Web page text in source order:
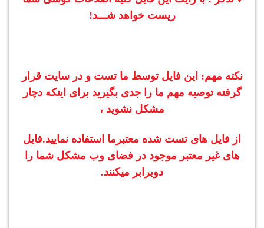
ریست خواهد شـــد!
نکته مهم: این فایل توسط ما تست و در سایت قرار
گرفته توصیه مهم ما را جدی بگیرید برای اینکه دچار
مشکل نشوید ،
از فایل های تست شده معتبرما استفاده نمایید.فایل
های غیر معتبر موجود در فضای وب مشکل شما را
دوبرابر میکنند.